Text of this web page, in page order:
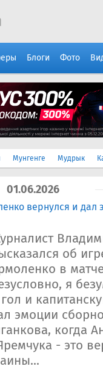
Блоги Фото
Мунгенге Мудрык
01.06.2026
вернулся и дал
об
в
я
и
эмоции
когда
- это